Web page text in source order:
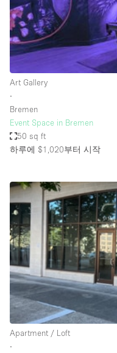
Car Display
Concierge
Elevator
Fitting Rooms
Garden
Garment Rack
Ground Floor
Handicap Accessible
Haussmann Style
Heating
Industrial
Internet
Art Gallery
∙
Bremen
Event Space in Bremen
50 sq ft
하루에 $1,020부터 시작
Apartment / Loft
∙